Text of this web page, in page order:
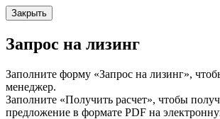
Закрыть
Запрос на лизинг
Заполните форму «Запрос на лизинг»,
менеджер.
Заполните «Получить расчет», чтобы
предложение в формате PDF на